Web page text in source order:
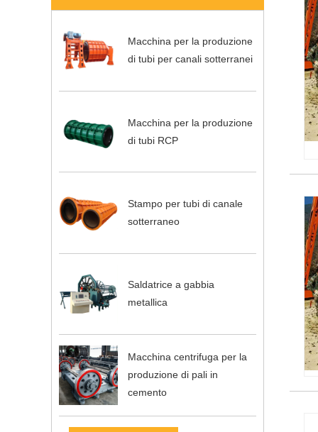
Macchina per la produzione
di tubi per canali sotterranei
Macchina per la produzione
di tubi RCP
Stampo per tubi di canale
sotterraneo
Saldatrice a gabbia
metallica
Macchina centrifuga per la
produzione di pali in
cemento